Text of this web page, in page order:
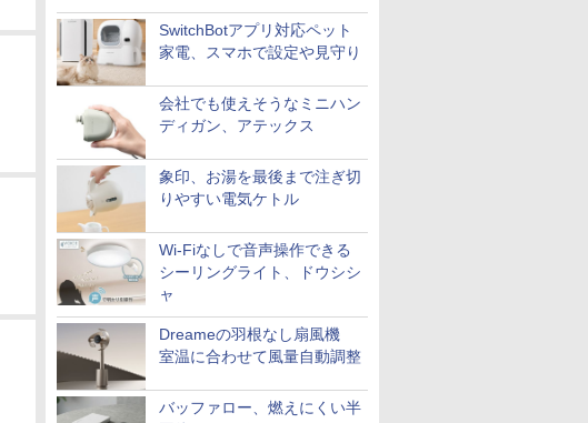
SwitchBotアプリ対応ペット
家電、スマホで設定や見守り
会社でも使えそうなミニハン
ディガン、アテックス
象印、お湯を最後まで注ぎ切
りやすい電気ケトル
Wi-Fiなしで音声操作できる
シーリングライト、ドウシシ
ャ
Dreameの羽根なし扇風機
室温に合わせて風量自動調整
バッファロー、燃えにくい半